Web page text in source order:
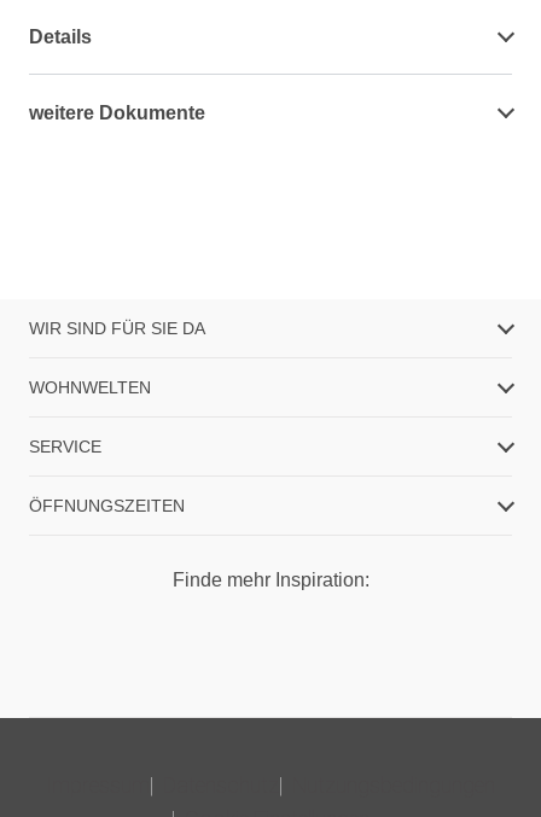
Details
weitere Dokumente
WIR SIND FÜR SIE DA
WOHNWELTEN
SERVICE
ÖFFNUNGSZEITEN
Finde mehr Inspiration: